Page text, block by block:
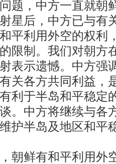
，中方一直就朝
星后，中方已与有
平利用外空的权利
限制。我们对朝方
表示遗憾。中方强
关各方共同利益，
利于半岛和平稳定
。中方将继续与各
护半岛及地区和平
鲜有和平利用外